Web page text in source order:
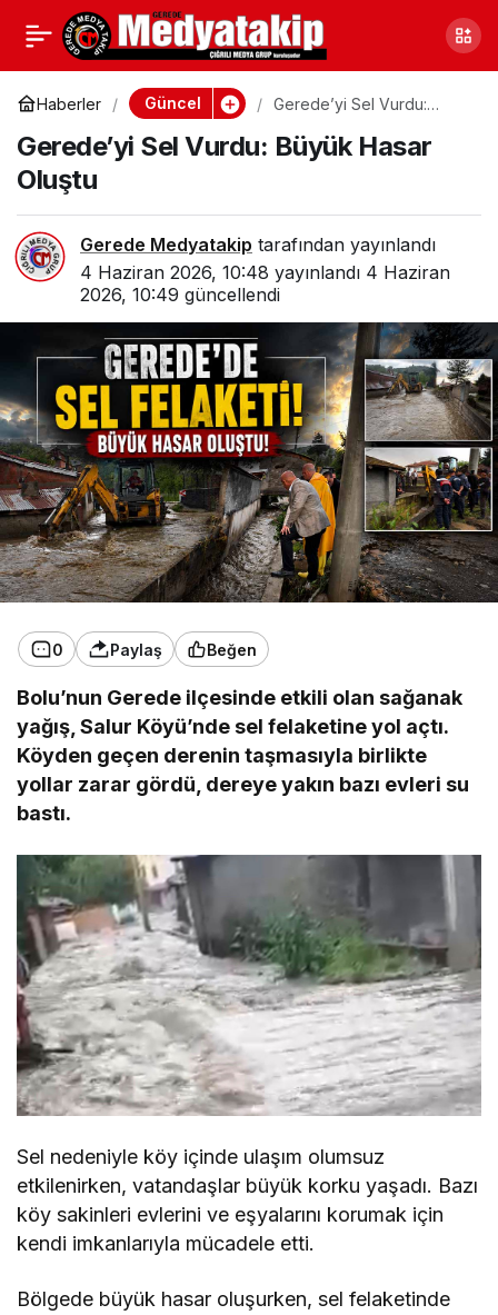
Haberler Güncel
Gerede’yi Sel Vurdu:
Gerede’yi Sel Vurdu: Büyük Hasar
Oluştu
Gerede Medyatakip tarafından yayınlandı
4 Haziran 2026, 10:48 yayınlandı 4 Haziran
2026, 10:49 güncellendi
0 Paylaş Beğen
Bolu’nun Gerede ilçesinde etkili olan sağanak
yağış, Salur Köyü’nde sel felaketine yol açtı.
Köyden geçen derenin taşmasıyla birlikte
yollar zarar gördü, dereye yakın bazı evleri su
bastı.
Sel nedeniyle köy içinde ulaşım olumsuz
etkilenirken, vatandaşlar büyük korku yaşadı. Bazı
köy sakinleri evlerini ve eşyalarını korumak için
kendi imkanlarıyla mücadele etti.
Bölgede büyük hasar oluşurken, sel felaketinde
Geredeli İş Adamı Akif
Allar Kaçırıldı: 2 Milyon
Dolar ve 20 Milyon Lira
İstediler!
Paylaş